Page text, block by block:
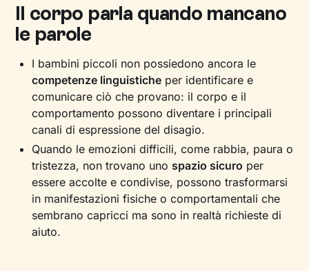
Il corpo parla quando mancano
le parole
I bambini piccoli non possiedono ancora le
competenze linguistiche per identificare e
comunicare ciò che provano: il corpo e il
comportamento possono diventare i principali
canali di espressione del disagio.
Quando le emozioni difficili, come rabbia, paura o
tristezza, non trovano uno spazio sicuro per
essere accolte e condivise, possono trasformarsi
in manifestazioni fisiche o comportamentali che
sembrano capricci ma sono in realtà richieste di
aiuto.